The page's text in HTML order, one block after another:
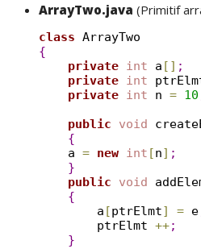
ArrayTwo.java (Primitif
class
{
private int a [ ] ;
private int
private int n = 10
public
void
{
    a
= new int [n] ;
}
public
void
{
        a
[ptrElmt] = e
        ptrElmt
++;
}